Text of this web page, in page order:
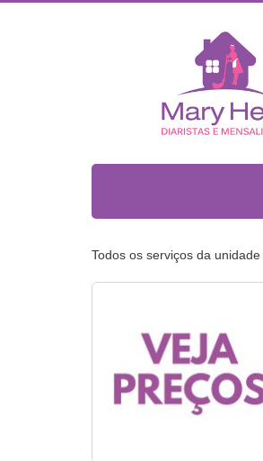
Todos os serviços da unidade